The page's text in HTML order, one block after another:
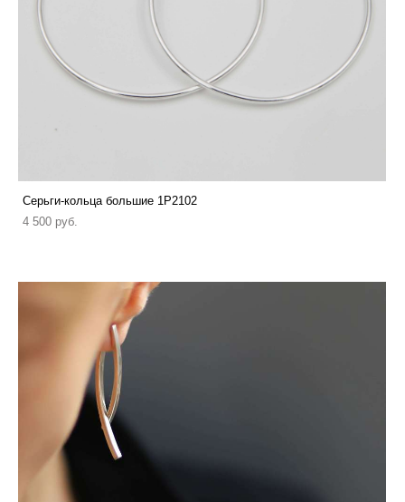
Серьги-кольца большие 1P2102
4 500 pуб.